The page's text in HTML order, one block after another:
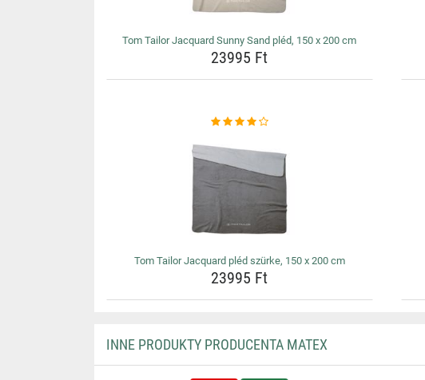
Tom Tailor Jacquard Sunny Sand pléd, 150 x 200 cm
23995 Ft
Tom Tailor Jacquard pléd szürke, 150 x 200 cm
23995 Ft
INNE PRODUKTY PRODUCENTA MATEX